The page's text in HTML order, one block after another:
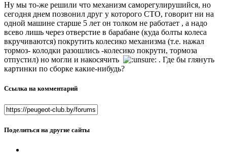
Ну мы то-же решили что механизм саморегулирушийся, но
сегодня днем позвонил друг у которого СТО, говорит ни на
одной машине старше 5 лет он толком не работает , а надо
всево лишь через отверстие в барабане (куда болты колеса
вкручиваются) покрутить колесико механизма (т.е. нажал
тормоз- колодки разошлись -колесико покрути, тормоза
отпустил) но могли и накосячить
. Где бы глянуть
картинки по сборке какие-нибудь?
Ссылка на комментарий
Поделиться на другие сайты